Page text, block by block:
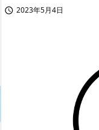
 2023年5月4日